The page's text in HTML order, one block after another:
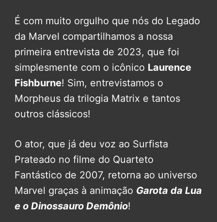
É com muito orgulho que nós do Legado
da Marvel compartilhamos a nossa
primeira entrevista de 2023, que foi
simplesmente com o icônico Laurence
Fishburne! Sim, entrevistamos o
Morpheus da trilogia Matrix e tantos
outros clássicos!
O ator, que já deu voz ao Surfista
Prateado no filme do Quarteto
Fantástico de 2007, retorna ao universo
Marvel graças à animação Garota da Lua
e o Dinossauro Demônio!